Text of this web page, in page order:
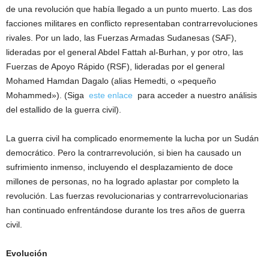
de una revolución que había llegado a un punto muerto. Las dos
facciones militares en conflicto representaban contrarrevoluciones
rivales. Por un lado, las Fuerzas Armadas Sudanesas (SAF),
lideradas por el general Abdel Fattah al-Burhan, y por otro, las
Fuerzas de Apoyo Rápido (RSF), lideradas por el general
Mohamed Hamdan Dagalo (alias Hemedti, o «pequeño
Mohammed»). (Siga este enlace para acceder a nuestro análisis
del estallido de la guerra civil).
La guerra civil ha complicado enormemente la lucha por un Sudán
democrático. Pero la contrarrevolución, si bien ha causado un
sufrimiento inmenso, incluyendo el desplazamiento de doce
millones de personas, no ha logrado aplastar por completo la
revolución. Las fuerzas revolucionarias y contrarrevolucionarias
han continuado enfrentándose durante los tres años de guerra
civil.
Evolución